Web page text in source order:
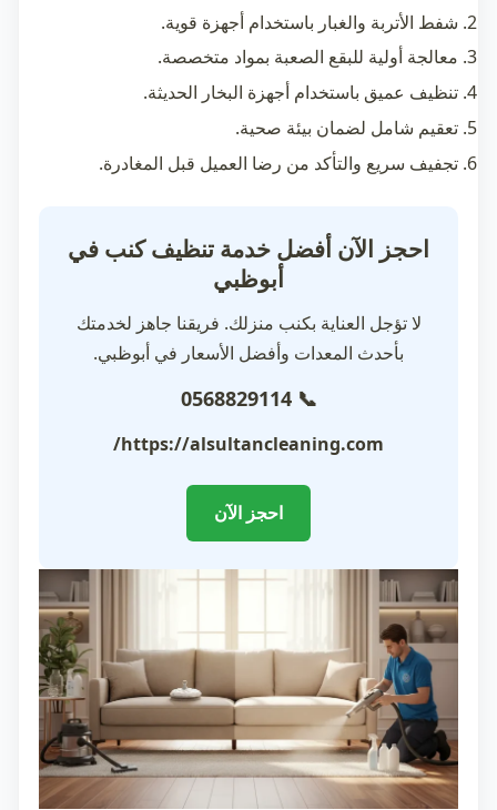
شفط الأتربة والغبار باستخدام أجهزة قوية.
معالجة أولية للبقع الصعبة بمواد متخصصة.
تنظيف عميق باستخدام أجهزة البخار الحديثة.
تعقيم شامل لضمان بيئة صحية.
تجفيف سريع والتأكد من رضا العميل قبل المغادرة.
احجز الآن أفضل خدمة تنظيف كنب في
أبوظبي
لا تؤجل العناية بكنب منزلك. فريقنا جاهز لخدمتك
بأحدث المعدات وأفضل الأسعار في أبوظبي.
📞 0568829114
https://alsultancleaning.com/
احجز الآن